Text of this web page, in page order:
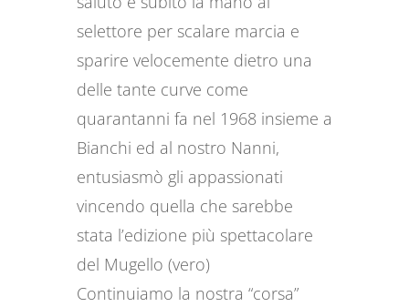
selettore per scalare marcia e
sparire velocemente dietro una
delle tante curve come
quarantanni fa nel 1968 insieme a
Bianchi ed al nostro Nanni,
entusiasmò gli appassionati
vincendo quella che sarebbe
stata l’edizione più spettacolare
del Mugello (vero)
Continuiamo la nostra “corsa”